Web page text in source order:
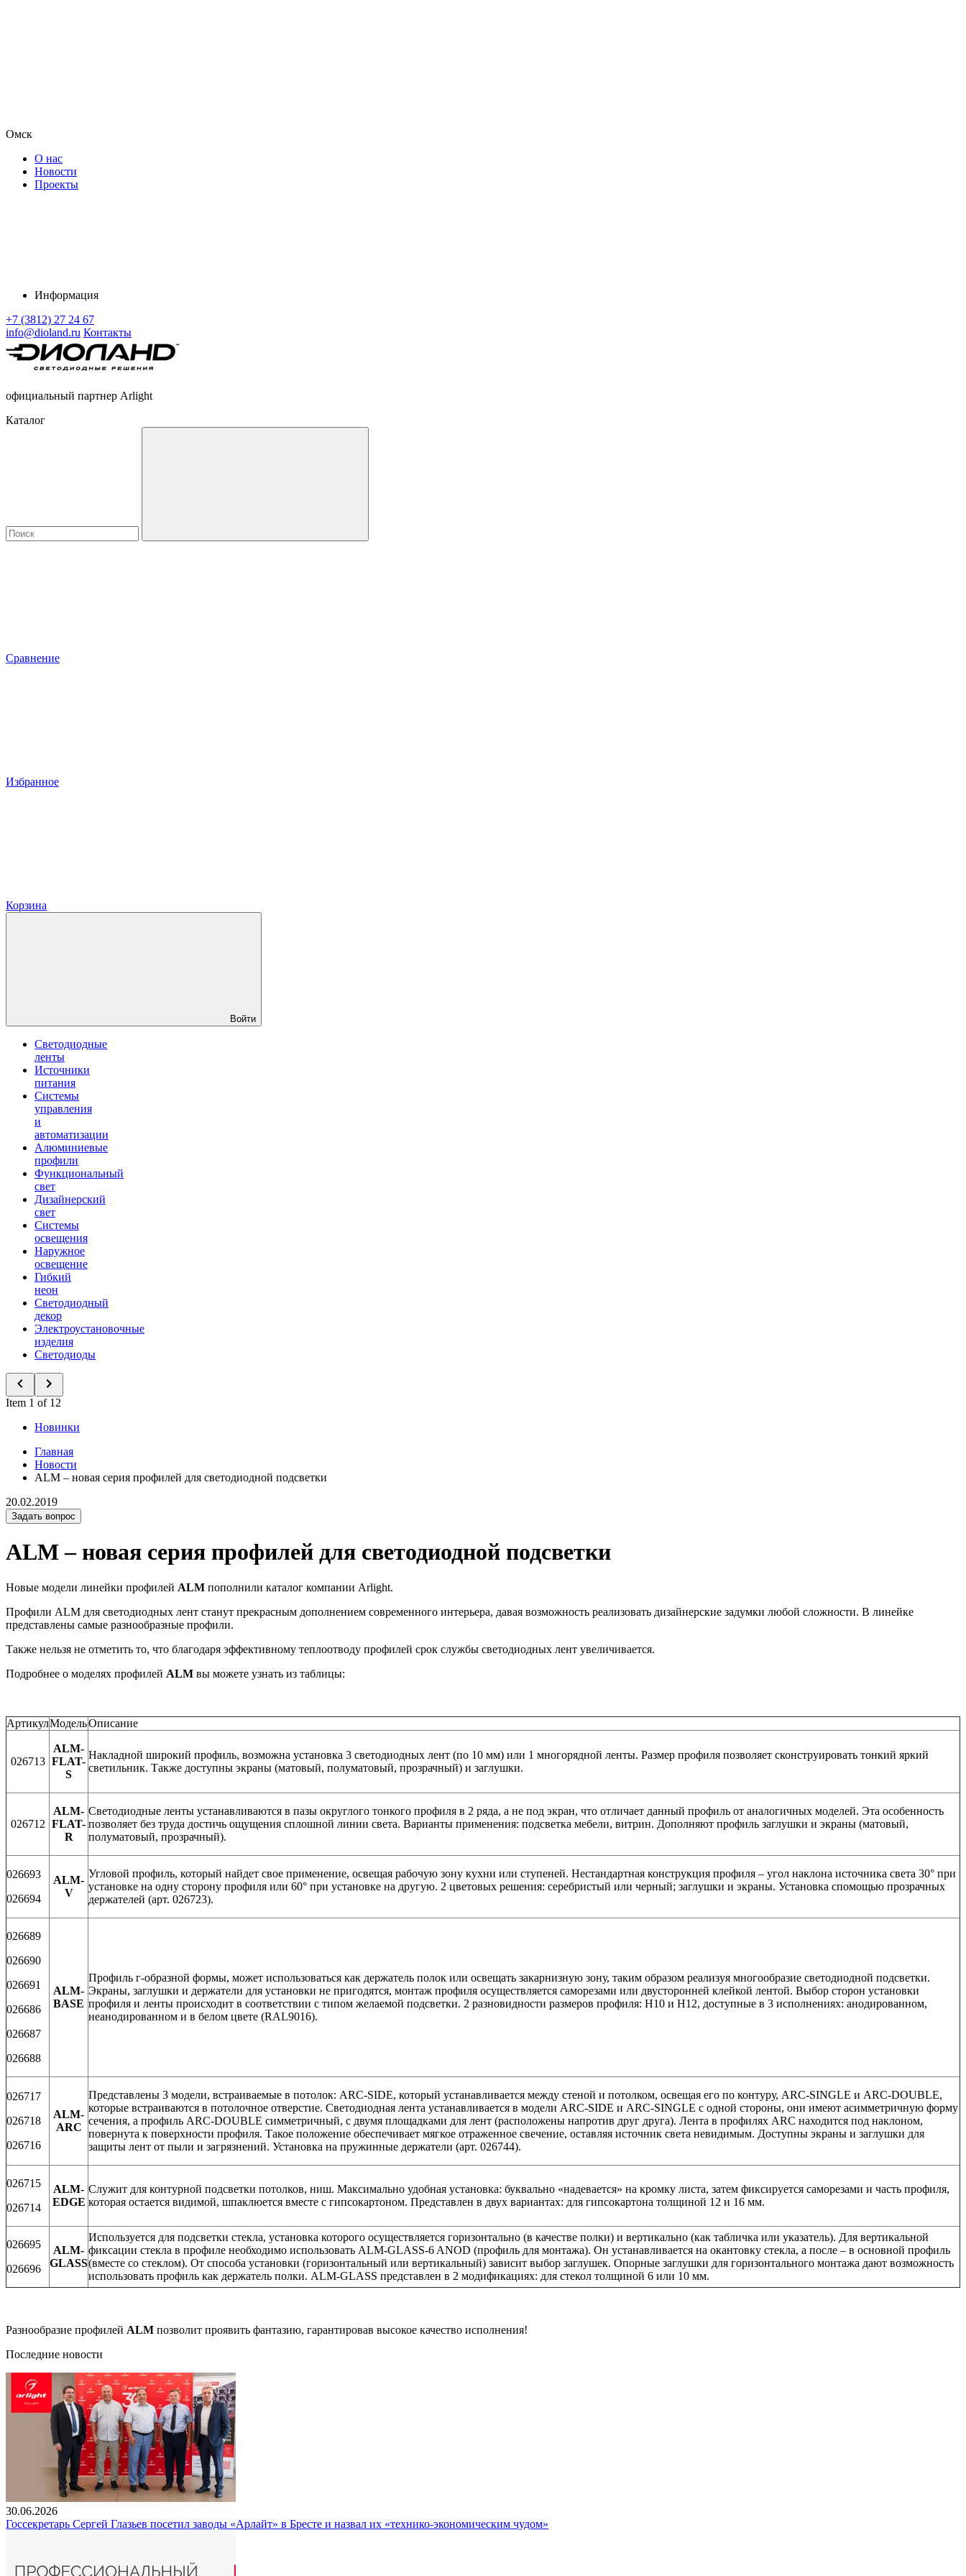
Омск
О нас
Новости
Проекты
Информация
+7 (3812) 27 24 67
info@dioland.ru Контакты
официальный партнер Arlight
Каталог
Сравнение
Избранное
Корзина
Войти
Светодиодные
ленты
Источники
питания
Системы
управления
и
автоматизации
Алюминиевые
профили
Функциональный
свет
Дизайнерский
свет
Системы
освещения
Наружное
освещение
Гибкий
неон
Светодиодный
декор
Электроустановочные
изделия
Светодиоды
Item 1 of 12
Новинки
Главная
Новости
ALM – новая серия профилей для светодиодной подсветки
20.02.2019
Задать вопрос
ALM – новая серия профилей для светодиодной подсветки
Новые модели линейки профилей ALM пополнили каталог компании Arlight.
Профили ALM для светодиодных лент станут прекрасным дополнением современного интерьера, давая возможность реализовать дизайнерские задумки любой сложности. В линейке
представлены самые разнообразные профили.
Также нельзя не отметить то, что благодаря эффективному теплоотводу профилей срок службы светодиодных лент увеличивается.
Подробнее о моделях профилей ALM вы можете узнать из таблицы:
АртикулМодельОписание
026713
ALM-
FLAT-
S
Накладной широкий профиль, возможна установка 3 светодиодных лент (по 10 мм) или 1 многорядной ленты. Размер профиля позволяет сконструировать тонкий яркий
светильник. Также доступны экраны (матовый, полуматовый, прозрачный) и заглушки.
026712
ALM-
FLAT-
R
Светодиодные ленты устанавливаются в пазы округлого тонкого профиля в 2 ряда, а не под экран, что отличает данный профиль от аналогичных моделей. Эта особенность
позволяет без труда достичь ощущения сплошной линии света. Варианты применения: подсветка мебели, витрин. Дополняют профиль заглушки и экраны (матовый,
полуматовый, прозрачный).
026693
026694
ALM-
V
Угловой профиль, который найдет свое применение, освещая рабочую зону кухни или ступеней. Нестандартная конструкция профиля – угол наклона источника света 30° при
установке на одну сторону профиля или 60° при установке на другую. 2 цветовых решения: серебристый или черный; заглушки и экраны. Установка спомощью прозрачных
держателей (арт. 026723).
026689
026690
026691
026686
026687
026688
ALM-
BASE
Профиль г-образной формы, может использоваться как держатель полок или освещать закарнизную зону, таким образом реализуя многообразие светодиодной подсветки.
Экраны, заглушки и держатели для установки не пригодятся, монтаж профиля осуществляется саморезами или двусторонней клейкой лентой. Выбор сторон установки
профиля и ленты происходит в соответствии с типом желаемой подсветки. 2 разновидности размеров профиля: H10 и H12, доступные в 3 исполнениях: анодированном,
неанодированном и в белом цвете (RAL9016).
026717
026718
026716
ALM-
ARC
Представлены 3 модели, встраиваемые в потолок: ARC-SIDE, который устанавливается между стеной и потолком, освещая его по контуру, ARC-SINGLE и ARC-DOUBLE,
которые встраиваются в потолочное отверстие. Светодиодная лента устанавливается в модели ARC-SIDE и ARC-SINGLE с одной стороны, они имеют асимметричную форму
сечения, а профиль ARC-DOUBLE симметричный, с двумя площадками для лент (расположены напротив друг друга). Лента в профилях ARC находится под наклоном,
повернута к поверхности профиля. Такое положение обеспечивает мягкое отраженное свечение, оставляя источник света невидимым. Доступны экраны и заглушки для
защиты лент от пыли и загрязнений. Установка на пружинные держатели (арт. 026744).
026715
026714
ALM-
EDGE
Служит для контурной подсветки потолков, ниш. Максимально удобная установка: буквально «надевается» на кромку листа, затем фиксируется саморезами и часть профиля,
которая остается видимой, шпаклюется вместе с гипсокартоном. Представлен в двух вариантах: для гипсокартона толщиной 12 и 16 мм.
026695
026696
ALM-
GLASS
Используется для подсветки стекла, установка которого осуществляется горизонтально (в качестве полки) и вертикально (как табличка или указатель). Для вертикальной
фиксации стекла в профиле необходимо использовать ALM-GLASS-6 ANOD (профиль для монтажа). Он устанавливается на окантовку стекла, а после – в основной профиль
(вместе со стеклом). От способа установки (горизонтальный или вертикальный) зависит выбор заглушек. Опорные заглушки для горизонтального монтажа дают возможность
использовать профиль как держатель полки. ALM-GLASS представлен в 2 модификациях: для стекол толщиной 6 или 10 мм.
Разнообразие профилей ALM позволит проявить фантазию, гарантировав высокое качество исполнения!
Последние новости
30.06.2026
Госсекретарь Сергей Глазьев посетил заводы «Арлайт» в Бресте и назвал их «технико-экономическим чудом»